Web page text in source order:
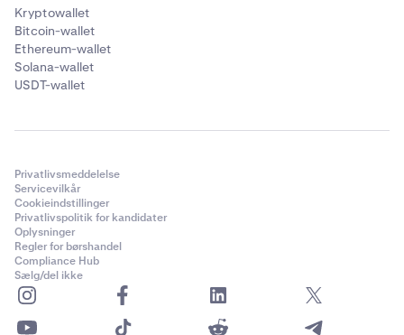
Kryptowallet
Bitcoin-wallet
Ethereum-wallet
Solana-wallet
USDT-wallet
Privatlivsmeddelelse
Servicevilkår
Cookieindstillinger
Privatlivspolitik for kandidater
Oplysninger
Regler for børshandel
Compliance Hub
Sælg/del ikke